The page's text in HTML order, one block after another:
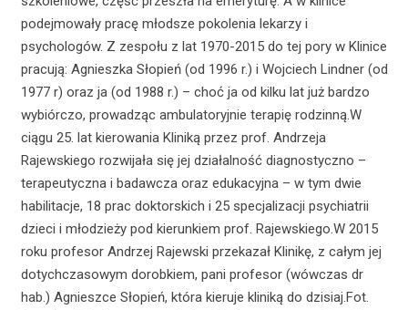
podejmowały pracę młodsze pokolenia lekarzy i
psychologów. Z zespołu z lat 1970-2015 do tej pory w Klinice
pracują: Agnieszka Słopień (od 1996 r.) i Wojciech Lindner (od
1977 r) oraz ja (od 1988 r.) – choć ja od kilku lat już bardzo
wybiórczo, prowadząc ambulatoryjnie terapię rodzinną.W
ciągu 25. lat kierowania Kliniką przez prof. Andrzeja
Rajewskiego rozwijała się jej działalność diagnostyczno –
terapeutyczna i badawcza oraz edukacyjna – w tym dwie
habilitacje, 18 prac doktorskich i 25 specjalizacji psychiatrii
dzieci i młodzieży pod kierunkiem prof. Rajewskiego.W 2015
roku profesor Andrzej Rajewski przekazał Klinikę, z całym jej
dotychczasowym dorobkiem, pani profesor (wówczas dr
hab.) Agnieszce Słopień, która kieruje kliniką do dzisiaj.Fot.